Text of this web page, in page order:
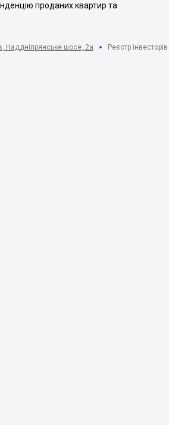
проданих квартир та
Наддніпрянське шосе, 2а Реєстр інвесторів